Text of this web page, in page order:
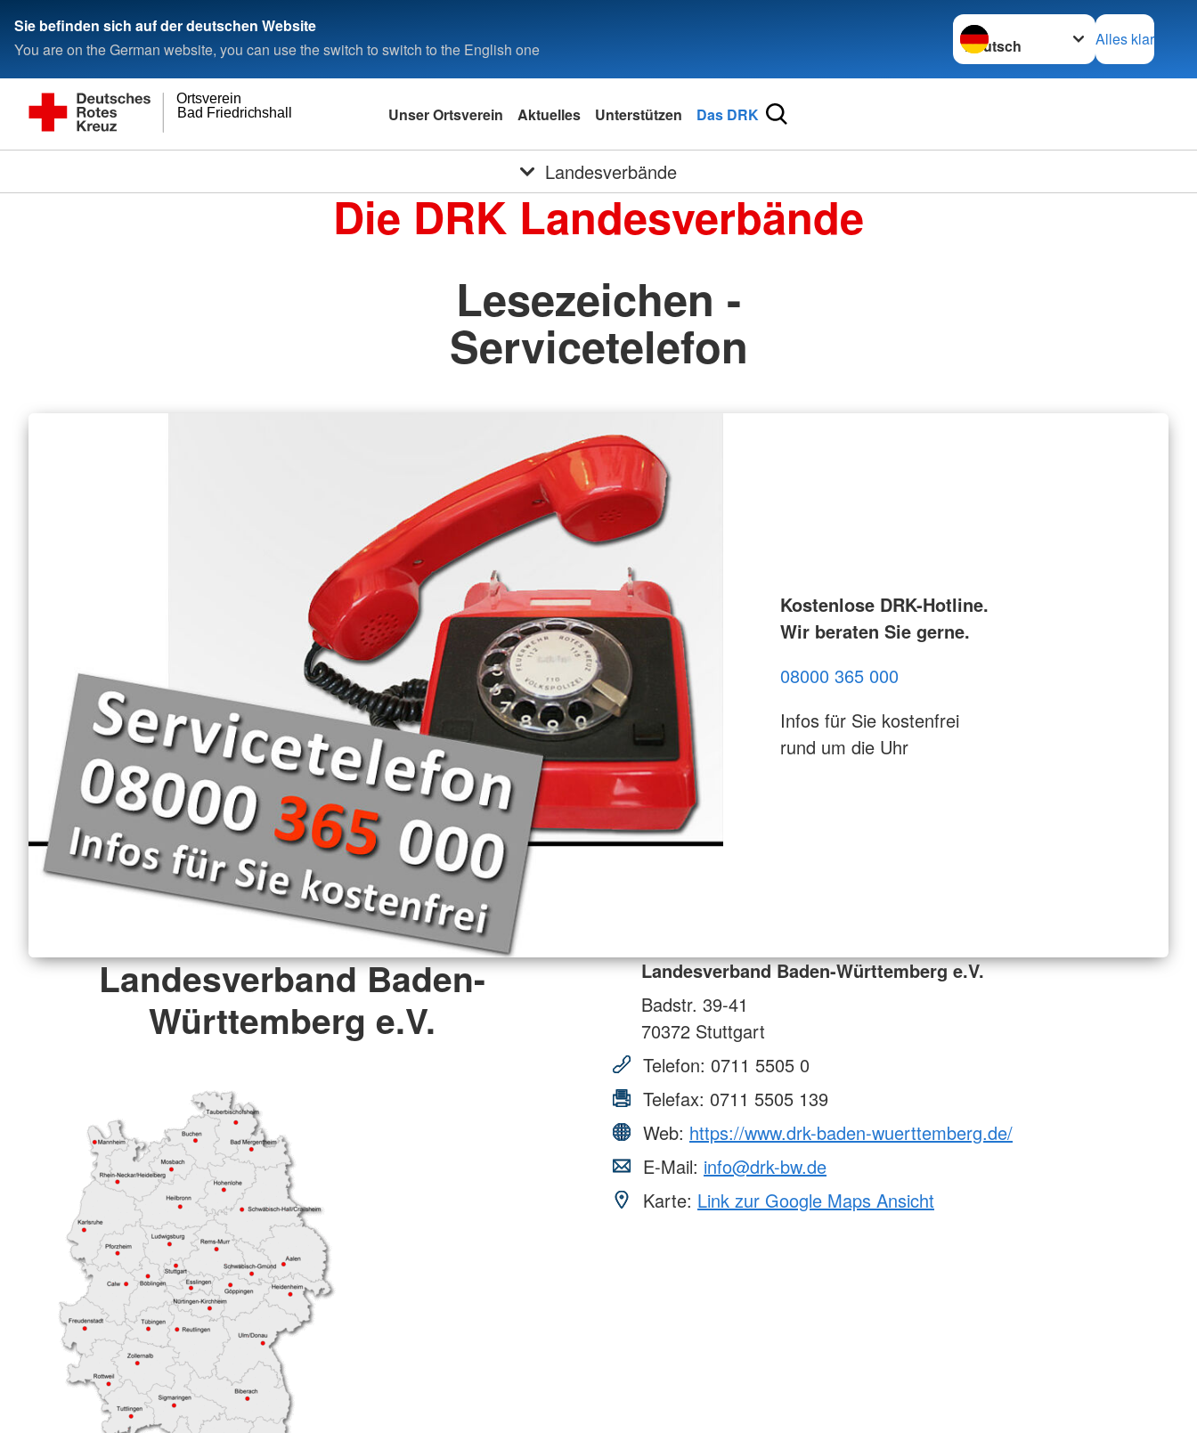
Sie befinden sich auf der deutschen Website
You are on the German website, you can use the switch to switch to the English one
Sprache wechseln zu
Alles klar
Bad Friedrichshall
Ortsverein
Unser Ortsverein Aktuelles Unterstützen Das DRK
Landesverbände
Die DRK Landesverbände
Lesezeichen -
Servicetelefon
Kostenlose DRK-Hotline.
Wir beraten Sie gerne.
08000 365 000
Infos für Sie kostenfrei
rund um die Uhr
Landesverband Baden-
Württemberg e.V.
Landesverband Baden-Württemberg e.V.
Badstr. 39-41
70372 Stuttgart
Telefon: 0711 5505 0
Telefax: 0711 5505 139
Web: https://www.drk-baden-wuerttemberg.de/
E-Mail: info@drk-bw.de
Karte: Link zur Google Maps Ansicht